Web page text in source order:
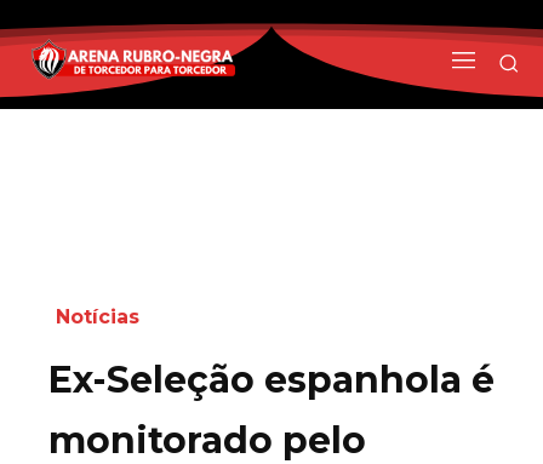
Notícias
Ex-Seleção espanhola é
monitorado pelo